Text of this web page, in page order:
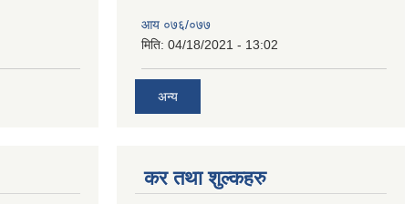
आय ०७६/०७७
मिति: 04/18/2021 - 13:02
अन्य
कर तथा शुल्कहरु